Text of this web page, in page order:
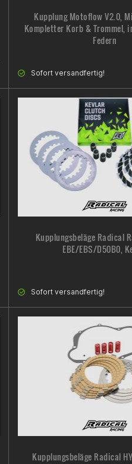
Kupplung Motoflow V2.0,
Kompletter Korb & Trommel,
Federn
Sofort versandfertig!
Kupplungsbeläge Radical
EBE/EBS/D50B0,
Sofort versandfertig!
Kupplungsbeläge Radical